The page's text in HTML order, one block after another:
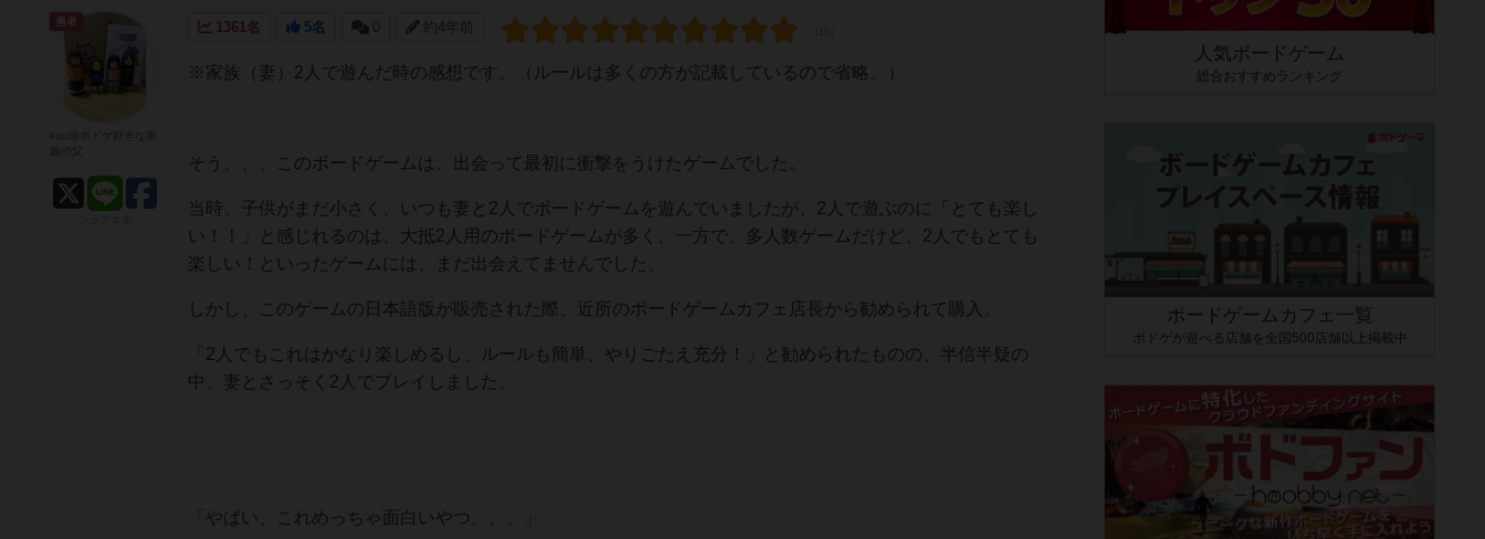
1361名 5名 0 約4年前
※家族（妻）2人で遊んだ時の感想です。（ルールは多くの方が記載しているので省略。）
そう、、、このボードゲームは、出会って最初に衝撃をうけたゲームでした。
当時、子供がまだ小さく、いつも妻と2人でボードゲームを遊んでいましたが、2人で遊ぶのに「とても楽し
い！！」と感じれるのは、大抵2人用のボードゲームが多く、一方で、多人数ゲームだけど、2人でもとても
楽しい！といったゲームには、まだ出会えてませんでした。
しかし、このゲームの日本語版が販売された際、近所のボードゲームカフェ店長から勧められて購入。
「2人でもこれはかなり楽しめるし、ルールも簡単、やりごたえ充分！」と勧められたものの、半信半疑の
中、妻とさっそく2人でプレイしました。
「やばい、これめっちゃ面白いやつ。。。」
勇者
人気ボードゲーム
総合おすすめランキング
ボードゲームカフェ一覧
ボドゲが遊べる店舗を全国500店舗以上掲載中